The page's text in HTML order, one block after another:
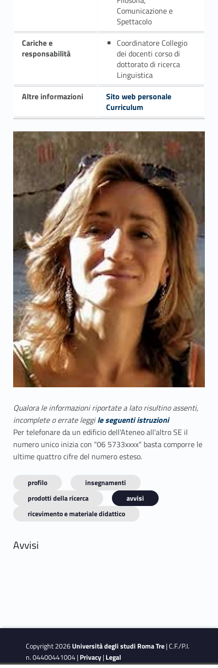
Comunicazione e
Spettacolo
Cariche e
responsabilità
Coordinatore Collegio
dei docenti corso di
dottorato di ricerca
Linguistica
Altre informazioni
Sito web personale
Curriculum
Qualora le informazioni riportate a lato risultino assenti,
incomplete o errate leggile seguenti istruzioni
Per telefonare da un edificio dell'Ateneo all'altro SE il
numero unico inizia con "06 5733xxxx" basta comporre le
ultime quattro cifre del numero esteso.
profilo
insegnamenti
prodotti della ricerca
avvisi
ricevimento e materiale didattico
Avvisi
Copyright 2026Università degli studi Roma Tre| C.F./P.I.
n. 04400441004 |Privacy|Legal